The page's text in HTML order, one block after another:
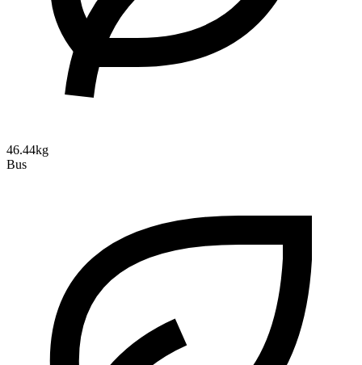
46.44kg
Bus